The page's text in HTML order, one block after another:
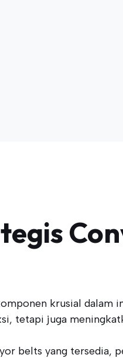
krusial dalam
tetapi juga
belts yang tersedia,